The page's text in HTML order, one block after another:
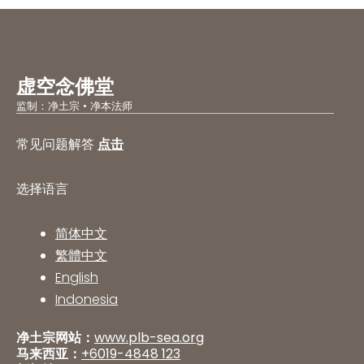
虚空念佛堂
监制：净土宗 • 净本法师
常见问题解答 点击
选择语言
简体中文
繁體中文
English
Indonesia
净土宗网站： www.plb-sea.org
马来西亚： +6019-4848 123